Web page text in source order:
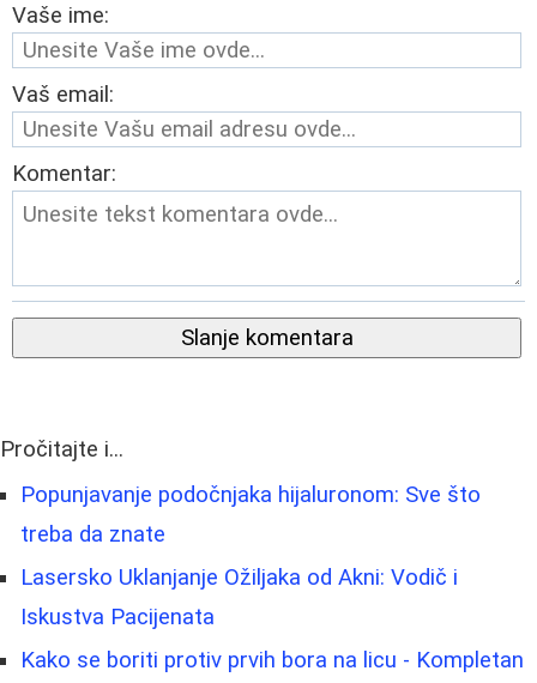
Vaše ime:
Vaš email:
Komentar:
Slanje komentara
Pročitajte i...
Popunjavanje podočnjaka hijaluronom: Sve što
treba da znate
Lasersko Uklanjanje Ožiljaka od Akni: Vodič i
Iskustva Pacijenata
Kako se boriti protiv prvih bora na licu - Kompletan